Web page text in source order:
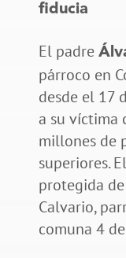
fiducia
El padre
párroco en
desde el 17
a su víctima
millones de
superiores.
protegida
Calvario,
comuna 4